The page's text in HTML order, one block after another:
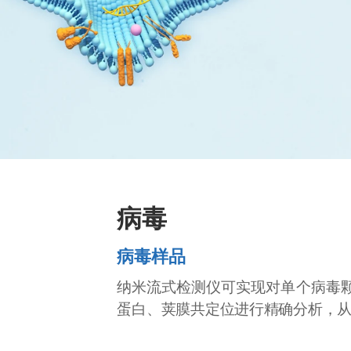
病毒
病毒样品
纳米流式检测仪可实现对单个病毒
蛋白、荚膜共定位进行精确分析，